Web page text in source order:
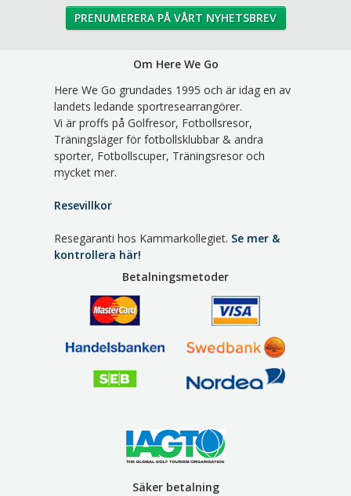
PRENUMERERA PÅ VÅRT NYHETSBREV
Om Here We Go
Here We Go grundades 1995 och är idag en av
landets ledande sportresearrangörer.
Vi är proffs på Golfresor, Fotbollsresor,
Träningsläger för fotbollsklubbar & andra
sporter, Fotbollscuper, Träningsresor och
mycket mer.
Resevillkor
Resegaranti hos Kammarkollegiet. Se mer &
kontrollera här!
Betalningsmetoder
Säker betalning